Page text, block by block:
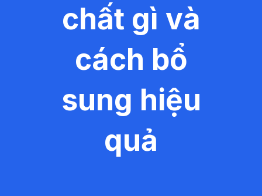
chất gì và
cách bổ
sung hiệu
quả